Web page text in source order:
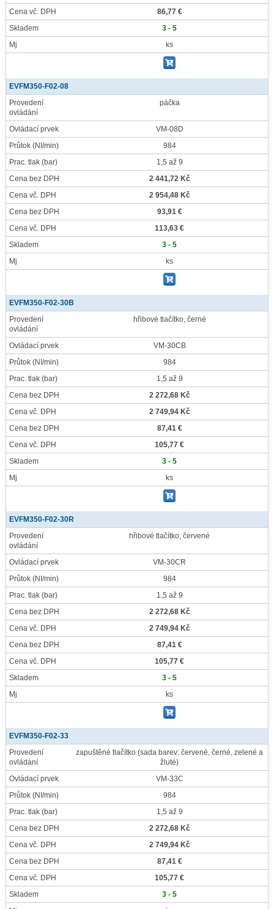
Cena vč. DPH
86,77 €
Skladem
3 - 5
Mj
ks
EVFM350-F02-08
Provedení
ovládání
páčka
Ovládací prvek
VM-08D
Průtok (NI/min)
984
Prac. tlak (bar)
1,5 až 9
Cena bez DPH
2 441,72 Kč
Cena vč. DPH
2 954,48 Kč
Cena bez DPH
93,91 €
Cena vč. DPH
113,63 €
Skladem
3 - 5
Mj
ks
EVFM350-F02-30B
Provedení
ovládání
hřibové tlačítko, černé
Ovládací prvek
VM-30CB
Průtok (NI/min)
984
Prac. tlak (bar)
1,5 až 9
Cena bez DPH
2 272,68 Kč
Cena vč. DPH
2 749,94 Kč
Cena bez DPH
87,41 €
Cena vč. DPH
105,77 €
Skladem
3 - 5
Mj
ks
EVFM350-F02-30R
Provedení
ovládání
hřibové tlačítko, červené
Ovládací prvek
VM-30CR
Průtok (NI/min)
984
Prac. tlak (bar)
1,5 až 9
Cena bez DPH
2 272,68 Kč
Cena vč. DPH
2 749,94 Kč
Cena bez DPH
87,41 €
Cena vč. DPH
105,77 €
Skladem
3 - 5
Mj
ks
EVFM350-F02-33
Provedení
ovládání
zapuštěné tlačítko (sada barev: červené, černé, zelené a
žluté)
Ovládací prvek
VM-33C
Průtok (NI/min)
984
Prac. tlak (bar)
1,5 až 9
Cena bez DPH
2 272,68 Kč
Cena vč. DPH
2 749,94 Kč
Cena bez DPH
87,41 €
Cena vč. DPH
105,77 €
Skladem
3 - 5